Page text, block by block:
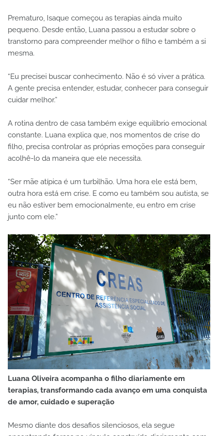
Prematuro, Isaque começou as terapias ainda muito
pequeno. Desde então, Luana passou a estudar sobre o
transtorno para compreender melhor o filho e também a si
mesma.
“Eu precisei buscar conhecimento. Não é só viver a prática.
A gente precisa entender, estudar, conhecer para conseguir
cuidar melhor.”
A rotina dentro de casa também exige equilíbrio emocional
constante. Luana explica que, nos momentos de crise do
filho, precisa controlar as próprias emoções para conseguir
acolhê-lo da maneira que ele necessita.
“Ser mãe atípica é um turbilhão. Uma hora ele está bem,
outra hora está em crise. E como eu também sou autista, se
eu não estiver bem emocionalmente, eu entro em crise
junto com ele.”
Luana Oliveira acompanha o filho diariamente em
terapias, transformando cada avanço em uma conquista
de amor, cuidado e superação
Mesmo diante dos desafios silenciosos, ela segue